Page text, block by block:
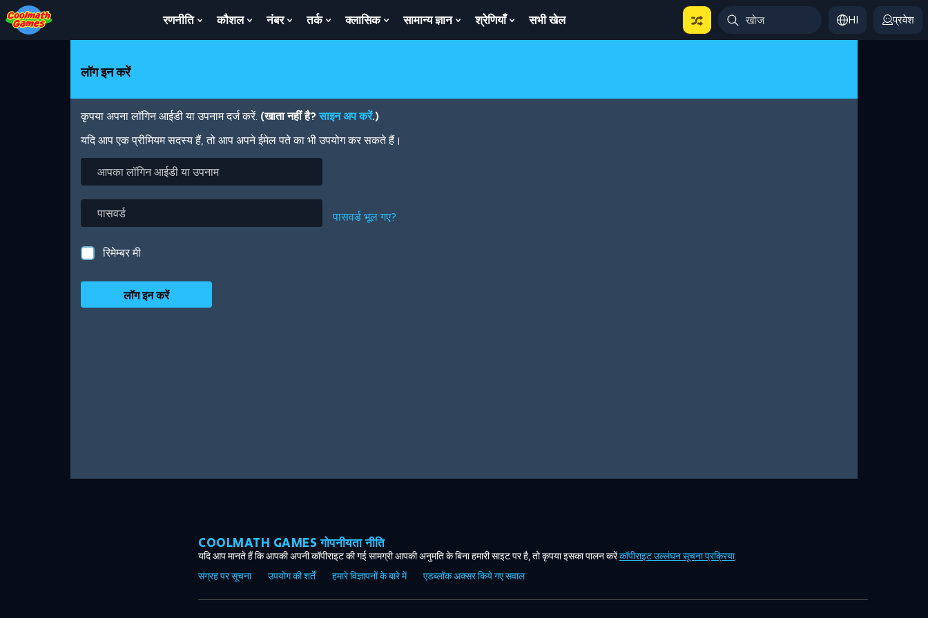
Skip
to
Top
Skip
to
Navigation
Skip
to
Main
Skip
to
Footer
Skip
to
main
रणनीति
Show
Submenu
कौशल
Show
Submenu
नंबर
Show
Submenu
तर्क
Show
Submenu
क्लासिक
Show
Submenu
सामान्य ज्ञान
Show
Submenu
श्रेणियाँ
Show
Submenu
सभी खेल HI प्रवेश
लॉग इन करें
कृपया अपना लॉगिन आईडी या उपनाम दर्ज करें. (खाता नहीं है?साइन अप करें.)
यदि आप एक प्रीमियम सदस्य हैं, तो आप अपने ईमेल पते का भी उपयोग कर सकते हैं।
लॉगिन
या
उपनाम
पासवर्ड भूल गए?
रिमेम्बर मी
COOLMATH GAMES गोपनीयता नीति
यदि आप मानते हैं कि आपकी अपनी कॉपीराइट की गई सामग्री आपकी अनुमति के बिना हमारी साइट पर है, तो कृपया इसका पालन करेंकॉपीराइट उल्लंघन सूचना प्रक्रिया.
संग्रह पर सूचना
उपयोग की शर्तें हमारे विज्ञापनों के बारे में एडब्लॉक अक्सर किये गए सवाल